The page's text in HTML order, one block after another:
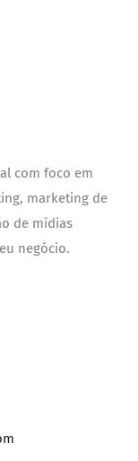
com foco em
marketing de
de mídias
negócio.